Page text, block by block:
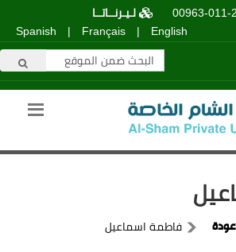
00963-011-
لـيـرنــاتــا
English
|
Français
|
Spanish
عودة فاطمة اسماعيل